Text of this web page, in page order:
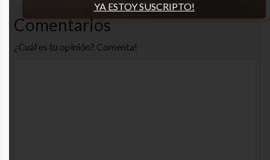
Comentarios
¿Cuál es tu opinión? Comenta!
YA ESTOY SUSCRIPTO!